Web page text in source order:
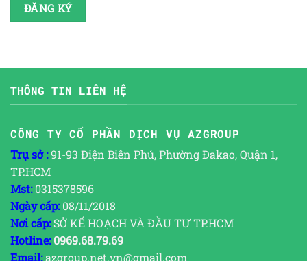
THÔNG TIN LIÊN HỆ
CÔNG TY CỔ PHẦN DỊCH VỤ AZGROUP
Trụ sở :91-93 Điện Biên Phủ, Phường Đakao, Quận 1,
TP.HCM
Mst:0315378596
Ngày cấp:08/11/2018
Nơi cấp:SỞ KẾ HOẠCH VÀ ĐẦU TƯ TP.HCM
Hotline: 0969.68.79.69
Email:azgroup.net.vn@gmail.com